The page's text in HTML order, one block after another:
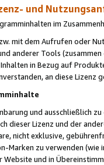
und
im
mit dem Aufrufen oder
anderer Tools (zusammen
in Bezug auf
an diese Lizenz
und ausschließlich
dieser Lizenz und der
nicht exklusive,
Marken zu verwenden
und in